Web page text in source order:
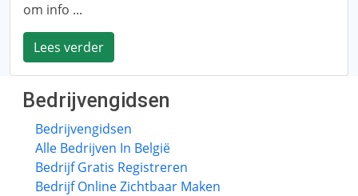
om info ...
Lees verder
Bedrijvengidsen
Bedrijvengidsen
Alle Bedrijven In België
Bedrijf Gratis Registreren
Bedrijf Online Zichtbaar Maken